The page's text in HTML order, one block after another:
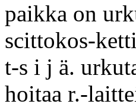
paikka on
scittokos-
t-s i j ä.
hoitaa r.-